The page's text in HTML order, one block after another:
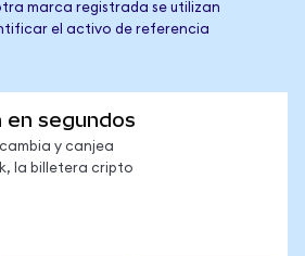
marca registrada se utilizan
el activo de referencia
en segundos
y canjea
la billetera cripto